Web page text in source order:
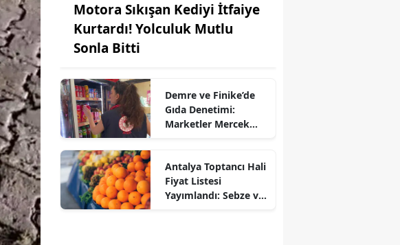
Motora Sıkışan Kediyi İtfaiye
Kurtardı! Yolculuk Mutlu
Sonla Bitti
Demre ve Finike’de
Gıda Denetimi:
Marketler Mercek
Antalya Toptancı Hali
Fiyat Listesi
Yayımlandı: Sebze ve